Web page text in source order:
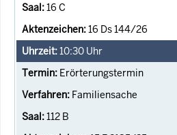
16 C
16 Ds 144/26
10:30 Uhr
Erörterungstermin
Familiensache
112 B